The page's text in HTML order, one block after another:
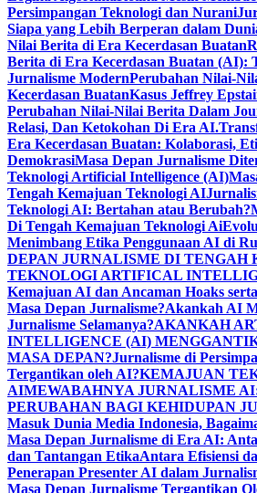
Persimpangan Teknologi dan Nurani
Siapa yang Lebih Berperan dalam
Nilai Berita di Era Kecerdasan Buatan
Berita di Era Kecerdasan Buatan (AI):
Jurnalisme ModernPerubahan Nilai-
Kecerdasan BuatanKasus Jeffrey
Perubahan Nilai-Nilai Berita Dalam
Relasi, Dan Ketokohan Di Era AI.
Era Kecerdasan Buatan: Kolaborasi,
DemokrasiMasa Depan Jurnalisme
Teknologi Artificial Intelligence (AI)
Tengah Kemajuan Teknologi AI
Teknologi AI: Bertahan atau Berubah?
Di Tengah Kemajuan Teknologi Ai
Menimbang Etika Penggunaan AI di
DEPAN JURNALISME DI TENGAH
TEKNOLOGI ARTIFICAL
Kemajuan AI dan Ancaman Hoaks
Masa Depan Jurnalisme?Akankah AI
Jurnalisme Selamanya?AKANKAH
INTELLIGENCE (AI)
MASA DEPAN?Jurnalisme di
Tergantikan oleh AI?KEMAJUAN
AIMEWABAHNYA JURNALISME
PERUBAHAN BAGI KEHIDUPAN
Masuk Dunia Media Indonesia,
Masa Depan Jurnalisme di Era AI:
dan Tantangan EtikaAntara Efisiensi
Penerapan Presenter AI dalam
Masa Depan Jurnalisme Tergantikan